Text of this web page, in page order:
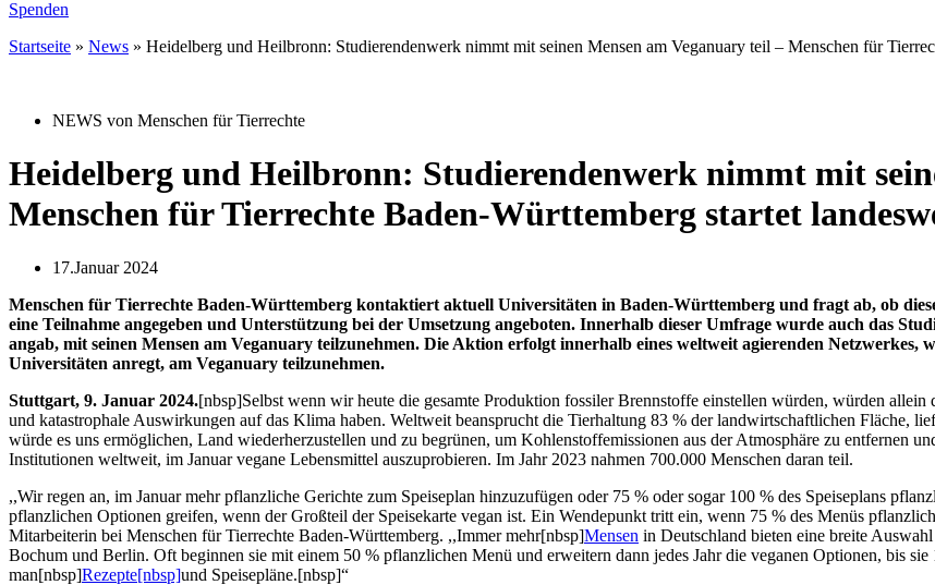
Spenden
Startseite » News » Heidelberg und Heilbronn: Studierendenwerk nimmt mit seinen Mensen am Veganuary teil – Menschen für
NEWS von Menschen für Tierrechte
Heidelberg und Heilbronn: Studierendenwerk nimmt mit
Menschen für Tierrechte Baden-Württemberg startet
17.Januar 2024
Menschen für Tierrechte Baden-Württemberg kontaktiert aktuell Universitäten in Baden-Württemberg und fragt ab, ob
eine Teilnahme angegeben und Unterstützung bei der Umsetzung angeboten. Innerhalb dieser Umfrage wurde auch das
angab, mit seinen Mensen am Veganuary teilzunehmen. Die Aktion erfolgt innerhalb eines weltweit agierenden Netzwerkes,
Universitäten anregt, am Veganuary teilzunehmen.
Stuttgart, 9. Januar 2024.[nbsp]Selbst wenn wir heute die gesamte Produktion fossiler Brennstoffe einstellen würden, würden
und katastrophale Auswirkungen auf das Klima haben. Weltweit beansprucht die Tierhaltung 83 % der landwirtschaftlichen Fläche,
würde es uns ermöglichen, Land wiederherzustellen und zu begrünen, um Kohlenstoffemissionen aus der Atmosphäre zu entfernen
Institutionen weltweit, im Januar vegane Lebensmittel auszuprobieren. Im Jahr 2023 nahmen 700.000 Menschen daran teil.
,,Wir regen an, im Januar mehr pflanzliche Gerichte zum Speiseplan hinzuzufügen oder 75 % oder sogar 100 % des Speiseplans
pflanzlichen Optionen greifen, wenn der Großteil der Speisekarte vegan ist. Ein Wendepunkt tritt ein, wenn 75 % des Menüs
Mitarbeiterin bei Menschen für Tierrechte Baden-Württemberg. ,,Immer mehr[nbsp]Mensen in Deutschland bieten eine breite
Bochum und Berlin. Oft beginnen sie mit einem 50 % pflanzlichen Menü und erweitern dann jedes Jahr die veganen Optionen, bis
man[nbsp]Rezepte[nbsp]und Speisepläne.[nbsp]“